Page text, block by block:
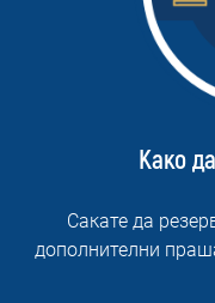
Како
Сакате да
дополнителни